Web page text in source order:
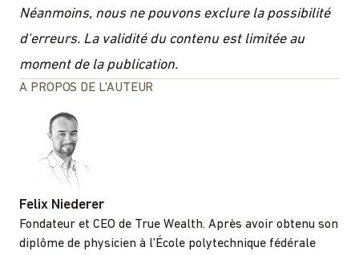
Néanmoins, nous ne pouvons exclure la possibilité
d'erreurs. La validité du contenu est limitée au
moment de la publication.
A PROPOS DE L'AUTEUR
Felix Niederer
Fondateur et CEO de True Wealth. Après avoir obtenu son
diplôme de physicien à l'École polytechnique fédérale